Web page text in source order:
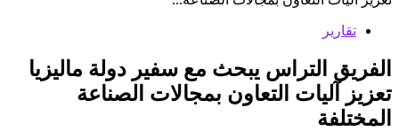
تقارير
الفريق التراس يبحث مع سفير دولة ماليزيا
تعزيز آليات التعاون بمجالات الصناعة
المختلفة